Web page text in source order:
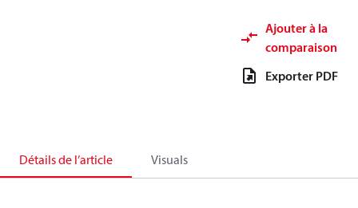
Ajouter à la
comparaison
Exporter PDF
Détails de l’article Visuals